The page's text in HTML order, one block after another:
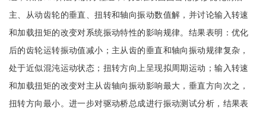
主、从动齿轮的垂直、扭转和轴向振动数值解，并讨论输入转速
和加载扭矩的改变对系统振动特性的影响规律。结果表明：优化
后的齿轮运转振动值减小；主从齿的垂直和轴向振动规律复杂，
处于近似混沌运动状态；扭转方向上呈现拟周期运动；输入转速
和加载扭矩的改变对主从齿轴向振动影响最大，垂直方向次之，
扭转方向最小。进一步对驱动桥总成进行振动测试分析，结果表